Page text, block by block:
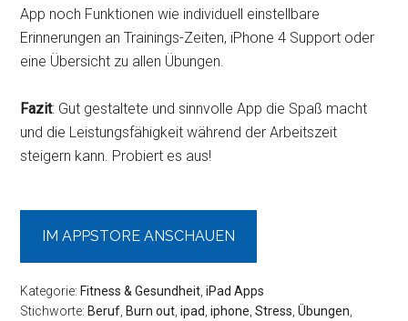
App noch Funktionen wie individuell einstellbare
Erinnerungen an Trainings-Zeiten, iPhone 4 Support oder
eine Übersicht zu allen Übungen.
Fazit: Gut gestaltete und sinnvolle App die Spaß macht
und die Leistungsfähigkeit während der Arbeitszeit
steigern kann. Probiert es aus!
IM APPSTORE ANSCHAUEN
Kategorie: Fitness & Gesundheit ,iPad Apps
Stichworte: Beruf Burn out ,ipad ,iphone ,Stress ,Übungen